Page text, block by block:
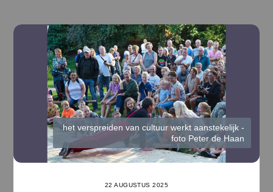
het verspreiden van cultuur werkt aanstekelijk -
foto Peter de Haan
22 AUGUSTUS 2025